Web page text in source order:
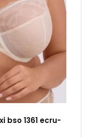
bso 1361 ecru-